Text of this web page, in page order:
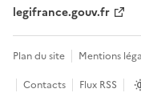
legifrance.gouv.fr
Plan du site Mentions
Contacts
Flux RSS